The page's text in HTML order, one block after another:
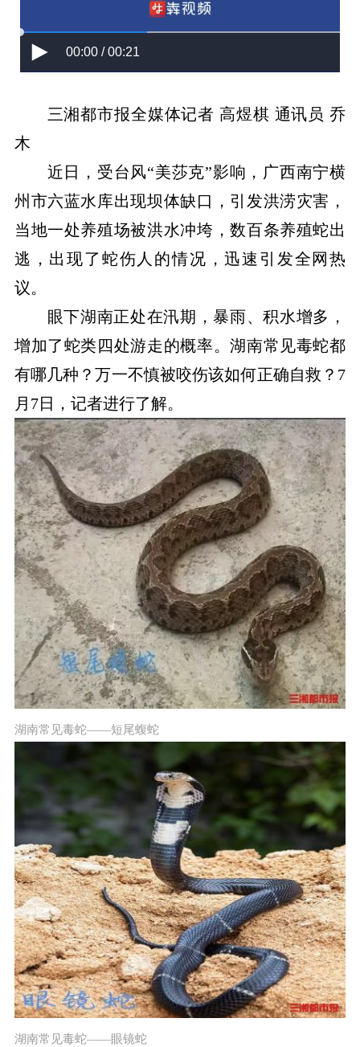
00:00 / 00:21
三湘都市报全媒体记者 高煜棋 通讯员 乔
木
近日，受台风“美莎克”影响，广西南宁横
州市六蓝水库出现坝体缺口，引发洪涝灾害，
当地一处养殖场被洪水冲垮，数百条养殖蛇出
逃，出现了蛇伤人的情况，迅速引发全网热
议。
眼下湖南正处在汛期，暴雨、积水增多，
增加了蛇类四处游走的概率。湖南常见毒蛇都
有哪几种？万一不慎被咬伤该如何正确自救？7
月7日，记者进行了解。
湖南常见毒蛇——短尾蝮蛇
湖南常见毒蛇——眼镜蛇